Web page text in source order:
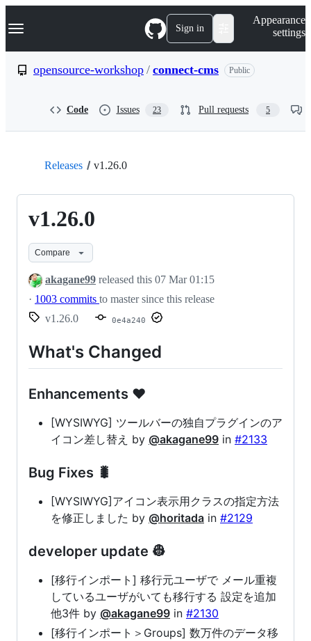
k
p
Navigation Menu Sign in
Appearance
settings
opensource-workshop / connect-cms Public
Code Issues 23 Pull requests 5
Releases v1.26.0
v1.26.0
Compare
akagane99 released this 07 Mar 01:15
· 1003 commits to master since this release
v1.26.0
0e4a240
What's Changed
Enhancements ❤️
[WYSIWYG] ツールバーの独自プラグインのア
イコン差し替え by @akagane99 in #2133
Bug Fixes 🐛
[WYSIWYG]アイコン表示用クラスの指定方法
を修正しました by @horitada in #2129
developer update 👷
[移行インポート] 移行元ユーザで メール重複
しているユーザがいても移行する 設定を追加
他3件 by @akagane99 in #2130
[移行インポート＞Groups] 数万件のデータ移